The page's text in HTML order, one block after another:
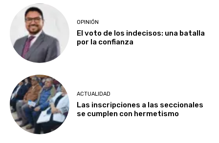
OPINIÓN
El voto de los indecisos: una batalla
por la confianza
ACTUALIDAD
Las inscripciones a las seccionales
se cumplen con hermetismo